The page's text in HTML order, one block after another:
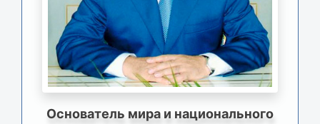
Основатель мира и национального